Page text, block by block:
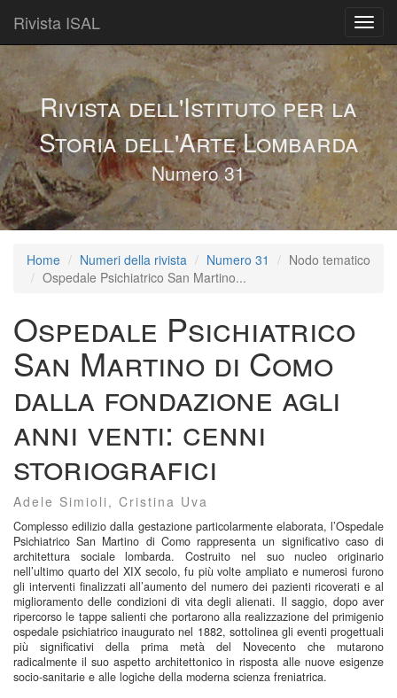
Rivista ISAL
Rivista dell'Istituto per la
Storia dell'Arte Lombarda
Numero 31
Home Numeri della rivista Numero 31
Nodo tematico
Ospedale Psichiatrico San Martino...
Ospedale Psichiatrico
San Martino di Como
dalla fondazione agli
anni venti: cenni
storiografici
Adele Simioli, Cristina Uva
Complesso edilizio dalla gestazione particolarmente elaborata, l’Ospedale
Psichiatrico San Martino di Como rappresenta un significativo caso di
architettura sociale lombarda. Costruito nel suo nucleo originario
nell’ultimo quarto del XIX secolo, fu più volte ampliato e numerosi furono
gli interventi finalizzati all’aumento del numero dei pazienti ricoverati e al
miglioramento delle condizioni di vita degli alienati. Il saggio, dopo aver
ripercorso le tappe salienti che portarono alla realizzazione del primigenio
ospedale psichiatrico inaugurato nel 1882, sottolinea gli eventi progettuali
più significativi della prima metà del Novecento che mutarono
radicalmente il suo aspetto architettonico in risposta alle nuove esigenze
socio-sanitarie e alle logiche della moderna scienza freniatrica.